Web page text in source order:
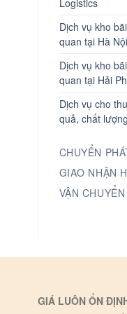
Dịch vụ kho
quan tại Hà Nội
Dịch vụ kho
quan tại Hải
Dịch vụ cho
quả, chất
CHUYỂN
GIAO NHẬN
VẬN
GIÁ LUÔN ỔN